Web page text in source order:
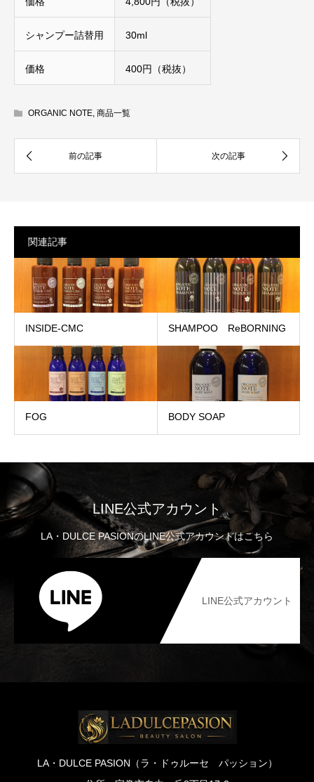
シャンプー詰替用 30ml
価格 400円（税抜）
ORGANIC NOTE 商品一覧
関連記事
INSIDE-CMC SHAMPOO ReBORNING
FOG BODY SOAP
LINE公式アカウント
LA・DULCE PASIONのLINE公式アカウントはこちら
LINE公式アカウント
LA・DULCE PASION（ラ・ドゥルーセ パッション）